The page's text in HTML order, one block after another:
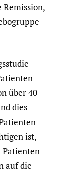
über 40
dies
ist,
Patienten
auf die